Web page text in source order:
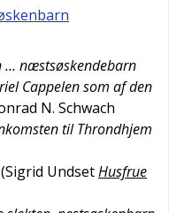
… næstsøskendebarn
Cappelen som af den
N. Schwach
til Throndhjem
(Sigrid UndsetHusfrue